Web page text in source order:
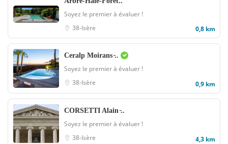
Soyez le premier à évaluer !
38-Isère
0,8 km
Ceralp Moirans ̵..
Soyez le premier à évaluer !
38-Isère
0,9 km
CORSETTI Alain ̵..
Soyez le premier à évaluer !
38-Isère
4,3 km